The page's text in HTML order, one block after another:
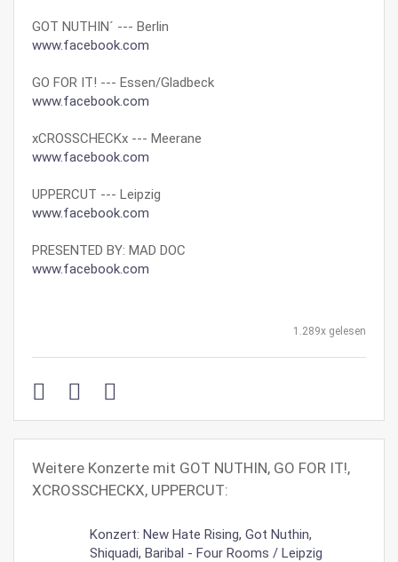
GOT NUTHIN´ --- Berlin
www.facebook.com
GO FOR IT! --- Essen/Gladbeck
www.facebook.com
xCROSSCHECKx --- Meerane
www.facebook.com
UPPERCUT --- Leipzig
www.facebook.com
PRESENTED BY: MAD DOC
www.facebook.com
1.289x gelesen
Weitere Konzerte mit GOT NUTHIN, GO FOR IT!,
XCROSSCHECKX, UPPERCUT:
Konzert: New Hate Rising, Got Nuthin,
Shiquadi, Baribal - Four Rooms / Leipzig